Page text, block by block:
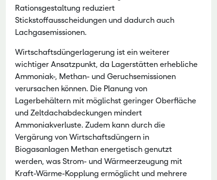
Rationsgestaltung reduziert
Stickstoffausscheidungen und dadurch auch
Lachgasemissionen.
Wirtschaftsdüngerlagerung ist ein weiterer
wichtiger Ansatzpunkt, da Lagerstätten erhebliche
Ammoniak-, Methan- und Geruchsemissionen
verursachen können. Die Planung von
Lagerbehältern mit möglichst geringer Oberfläche
und Zeltdachabdeckungen mindert
Ammoniakverluste. Zudem kann durch die
Vergärung von Wirtschaftsdüngern in
Biogasanlagen Methan energetisch genutzt
werden, was Strom- und Wärmeerzeugung mit
Kraft-Wärme-Kopplung ermöglicht und mehrere